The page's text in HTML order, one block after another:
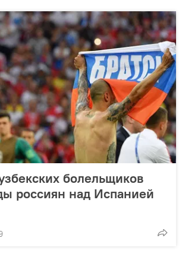
болельщиков
россиян над Испанией